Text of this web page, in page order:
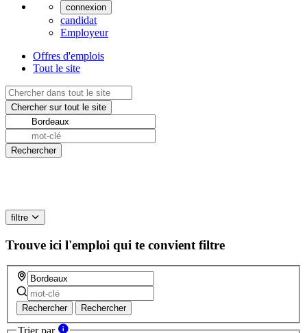
connexion
candidat
Employeur
Offres d'emplois
Tout le site
filtre
Trouve ici l'emploi qui te convient filtre
Rechercher Rechercher
Trier par